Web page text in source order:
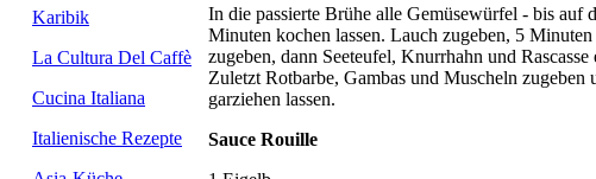
Karibik
La Cultura Del Caffè
Cucina Italiana
Italienische Rezepte
In die passierte Brühe alle Gemüsewürfel - bis auf
Minuten kochen lassen. Lauch zugeben, 5
zugeben, dann Seeteufel, Knurrhahn und
Zuletzt Rotbarbe, Gambas und Muscheln
garziehen lassen.
Sauce Rouille